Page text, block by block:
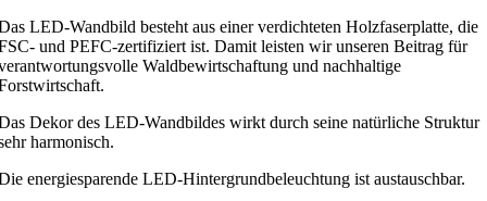
LED-Wandbild besteht aus einer verdichteten Holzfaserplatte, die
und PEFC-zertifiziert ist. Damit leisten wir unseren Beitrag für
Waldbewirtschaftung und nachhaltige
Dekor des LED-Wandbildes wirkt durch seine natürliche Struktur
harmonisch.
energiesparende LED-Hintergrundbeleuchtung ist austauschbar.